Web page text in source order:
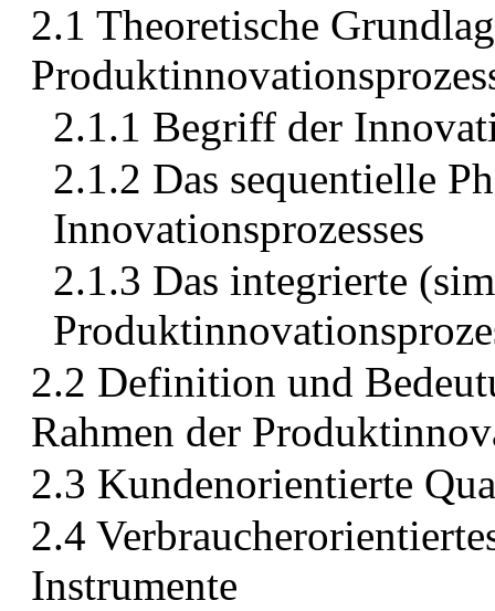
2.1 Theoretische
2.1.1 Begriff der
2.1.2 Das sequentielle
Innovationsprozesses
2.1.3 Das integrierte
2.2 Definition und
Rahmen der
2.3 Kundenorientierte
2.4
Instrumente